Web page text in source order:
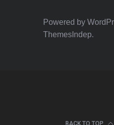
Powered by
ThemesIndep.
BACK TO TOP